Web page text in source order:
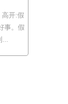
开:假
事。假